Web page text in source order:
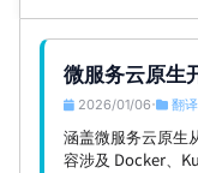
微服务云原生
2026/01/06 • 翻
涵盖微服务云原生
容涉及 Docker、